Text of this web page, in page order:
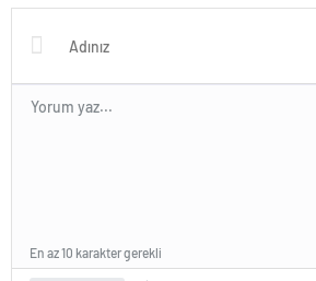
En az 10 karakter gerekli